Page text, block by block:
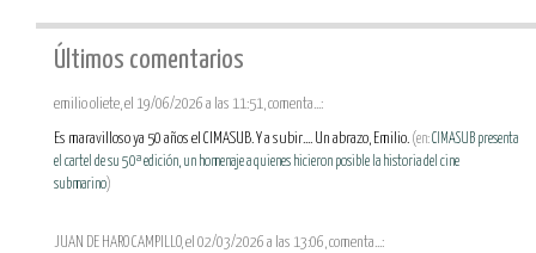
Últimos comentarios
emilio oliete, el 19/06/2026 a las 11:51, comenta...:
Es maravilloso ya 50 años el CIMASUB. Y a subir.... Un abrazo, Emilio. (en:CIMASUB presenta
el cartel de su 50ª edición, un homenaje a quienes hicieron posible la historia del cine
submarino)
JUAN DE HARO CAMPILLO, el 02/03/2026 a las 13:06, comenta...: